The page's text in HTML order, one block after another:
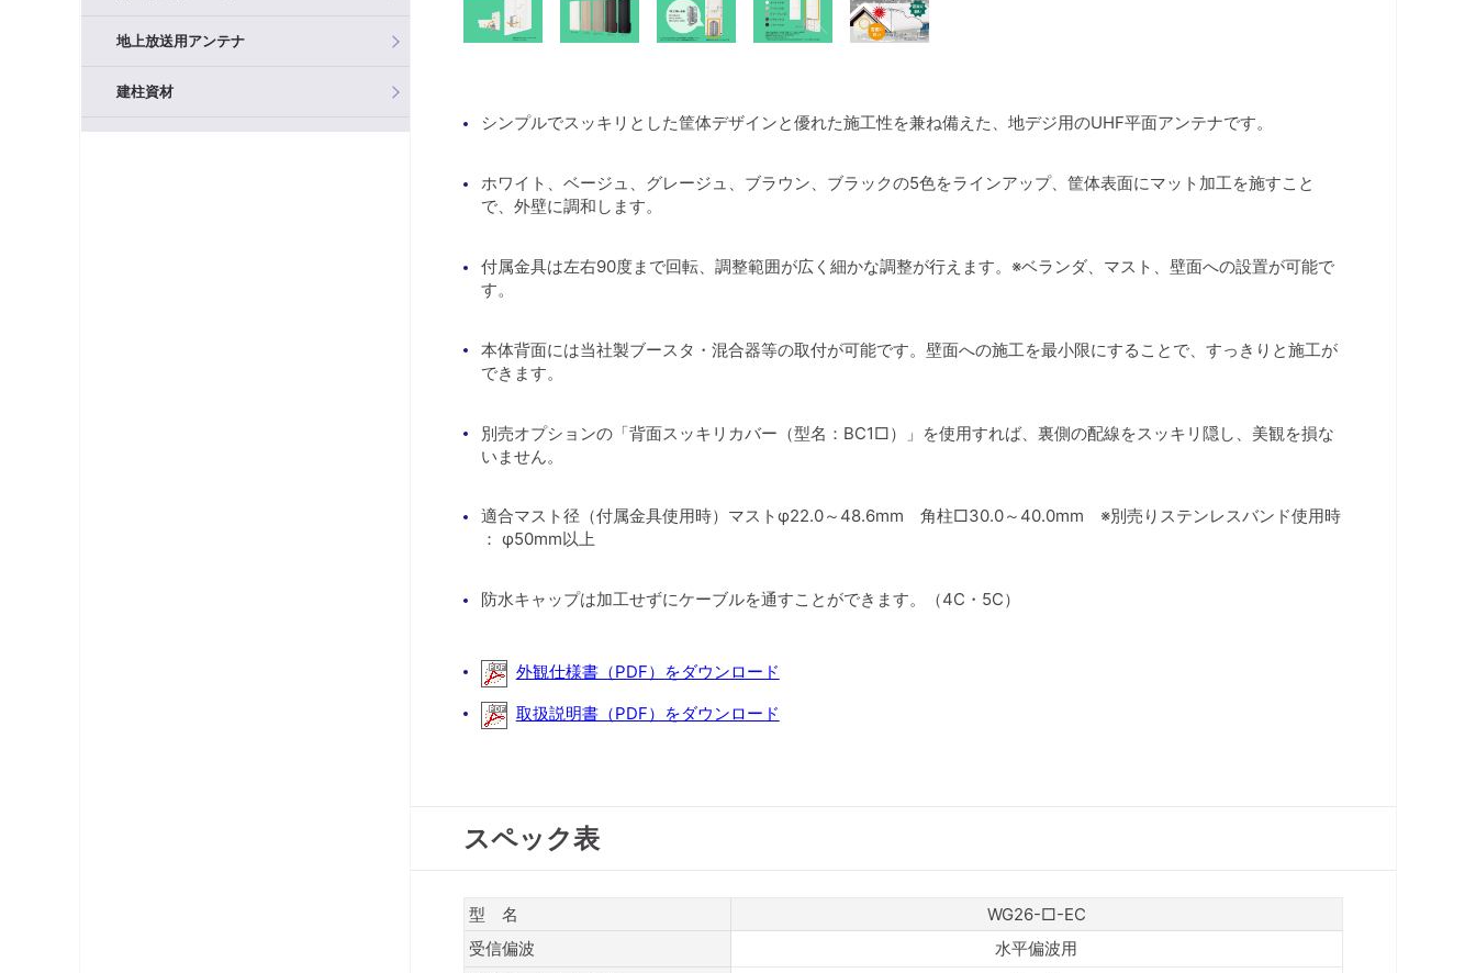
地上放送用アンテナ
建柱資材
シンプルでスッキリとした筐体デザインと優れた施工性を兼ね備えた、地デジ用のUHF平面アンテナです。
ホワイト、ベージュ、グレージュ、ブラウン、ブラックの5色をラインアップ、筐体表面にマット加工を施すこと
で、外壁に調和します。
付属金具は左右90度まで回転、調整範囲が広く細かな調整が行えます。※ベランダ、マスト、壁面への設置が可能で
す。
本体背面には当社製ブースタ・混合器等の取付が可能です。壁面への施工を最小限にすることで、すっきりと施工が
できます。
別売オプションの「背面スッキリカバー（型名：BC1□）」を使用すれば、裏側の配線をスッキリ隠し、美観を損な
いません。
適合マスト径（付属金具使用時）マストφ22.0～48.6mm 角柱□30.0～40.0mm ※別売りステンレスバンド使用時
： φ50mm以上
防水キャップは加工せずにケーブルを通すことができます。（4C・5C）
外観仕様書（PDF）をダウンロード
取扱説明書（PDF）をダウンロード
スペック表
型 名
WG26-□-EC
受信偏波
水平偏波用